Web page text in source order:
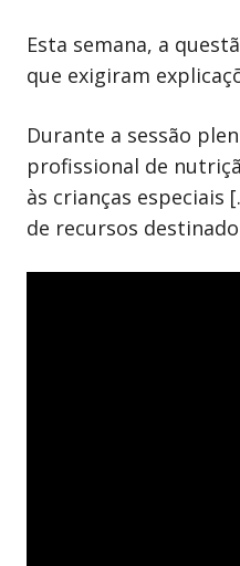
Esta semana, a
que exigiram
Durante a sessão
profissional de
às crianças especiais
de recursos